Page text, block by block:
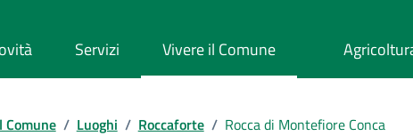
Servizi Vivere il Comune
Comune / Luoghi / Roccaforte / Rocca di Montefiore Conca